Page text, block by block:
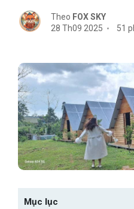
Theo FOX SKY
28 Th09 2025
51
Mục lục